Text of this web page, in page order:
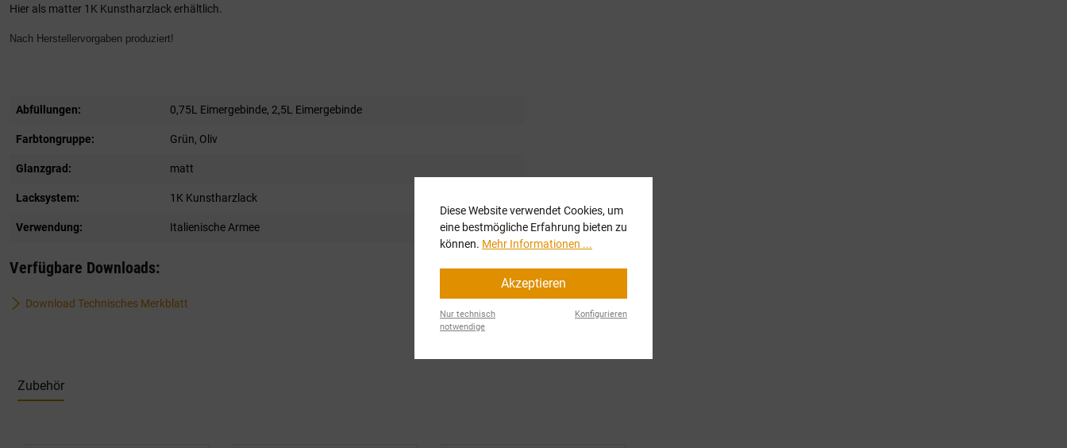
Hier als matter 1K Kunstharzlack erhältlich.
Nach Herstellervorgaben produziert!
Abfüllungen: 0,75L Eimergebinde, 2,5L Eimergebinde
Farbtongruppe: Grün, Oliv
Glanzgrad: matt
Lacksystem: 1K Kunstharzlack
Verwendung: Italienische Armee
Verfügbare Downloads:
Download Technisches Merkblatt
Zubehör
Diese Website verwendet Cookies, um
eine bestmögliche Erfahrung bieten zu
können. Mehr Informationen ...
Akzeptieren
Nur technisch
notwendige
Konfigurieren